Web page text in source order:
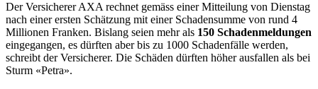
Der Versicherer AXA rechnet gemäss einer Mitteilung von Dienstag
nach einer ersten Schätzung mit einer Schadensumme von rund 4
Millionen Franken. Bislang seien mehr als 150 Schadenmeldungen
eingegangen, es dürften aber bis zu 1000 Schadenfälle werden,
schreibt der Versicherer. Die Schäden dürften höher ausfallen als bei
Sturm «Petra».